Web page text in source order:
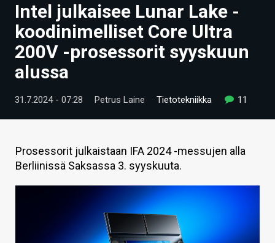
UUTISET
ARTIKKELIT
VIDEOT
TECHBBS
HINTA.FI
Intel julkaisee Lunar Lake -
koodinimelliset Core Ultra
200V -prosessorit syyskuun
alussa
31.7.2024 - 07:28 Petrus Laine Tietotekniikka 11
Prosessorit julkaistaan IFA 2024 -messujen alla
Berliinissä Saksassa 3. syyskuuta.